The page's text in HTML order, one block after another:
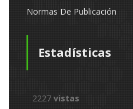
Normas De Publicación
Estadísticas
2227 vistas